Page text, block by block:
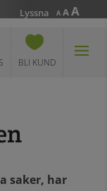
Lyssna ADecrease
font
size.
AReset
font
A
font
BLI KUND
saker, har